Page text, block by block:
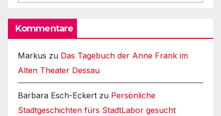
Kommentare
Markus zu Das Tagebuch der Anne Frank im
Alten Theater Dessau
Barbara Esch-Eckert zu Persönliche
Stadtgeschichten fürs StadtLabor gesucht